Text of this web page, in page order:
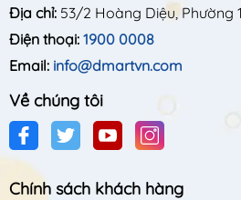
Địa chỉ: 53/2 Hoàng Diệu, Phường
Điện thoại: 1900 0008
Email: info@dmartvn.com
Về chúng tôi
Chính sách khách hàng